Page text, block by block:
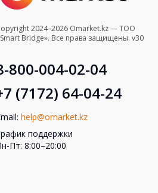
2024–2026 Omarket.kz — ТОО
Bridge». Все права защищены. v30
800-004-02-04
(7172) 64-04-24
help@omarket.kz
поддержки
Пт: 8:00–20:00